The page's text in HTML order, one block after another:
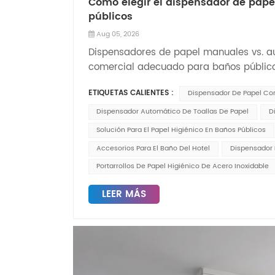
públicos
Aug 05, 2026
Dispensadores de papel manuales vs.
comercial adecuado para baños
alto tránsito, hoteles, oficinas y centros
y papel higiénico duraderos para
automáticos: Cómo elegir el
costes, la durabilidad y la experiencia
es una de las decisiones más
opciones principales dominan el
dispensadores automáticos de papel
lugares de uso intensivo.Nuestro
es un dispensador mecánico manual
dispensador de papel para baño, que
ETIQUETAS CALIENTES : Dispensador De Papel
Dispensador Automático De Toallas De Papel
Solución Para El Papel Higiénico En Baños Públicos
Accesorios Para El Baño Del Hotel
Dispensador
Portarrollos De Papel Higiénico De Acero Inoxidable
LEER MÁS